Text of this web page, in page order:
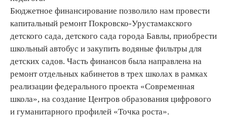
Бюджетное финансирование позволило нам провести
капитальный ремонт Покровско-Урустамакского
детского сада, детского сада города Бавлы, приобрести
школьный автобус и закупить водяные фильтры для
детских садов. Часть финансов была направлена на
ремонт отдельных кабинетов в трех школах в рамках
реализации федерального проекта «Современная
школа», на создание Центров образования цифрового
и гуманитарного профилей «Точка роста».